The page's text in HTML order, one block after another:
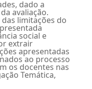
dado a
avaliação.
limitações do
social e
extrair
apresentadas
ao processo
os docentes nas
Temática,